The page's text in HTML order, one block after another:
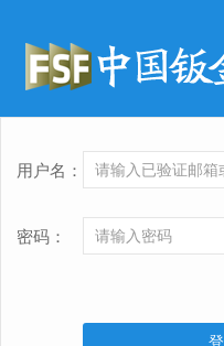
用户名：
密码：